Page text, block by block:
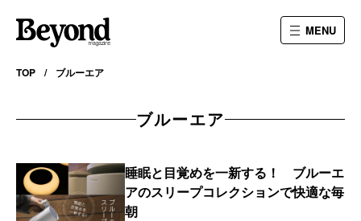
MENU
TOP ブルーエア
ブルーエア
睡眠と目覚めを一新する！ ブルーエ
アのスリープコレクションで快適な毎
朝